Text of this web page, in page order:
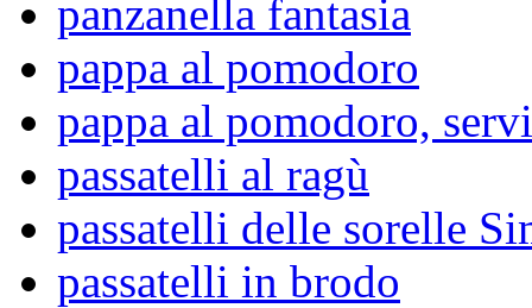
panzanella fantasia
pappa al pomodoro
pappa al pomodoro,
passatelli al ragù
passatelli delle sorelle
passatelli in brodo